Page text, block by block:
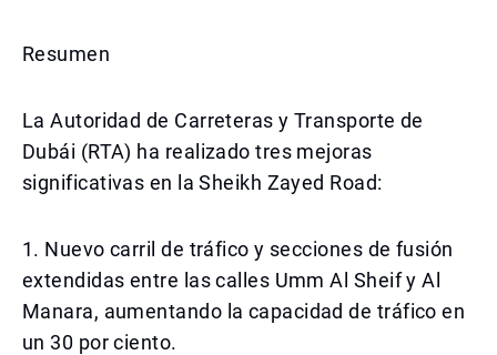
Resumen
La Autoridad de Carreteras y Transporte de
Dubái (RTA) ha realizado tres mejoras
significativas en la Sheikh Zayed Road:
1. Nuevo carril de tráfico y secciones de fusión
extendidas entre las calles Umm Al Sheif y Al
Manara, aumentando la capacidad de tráfico en
un 30 por ciento.